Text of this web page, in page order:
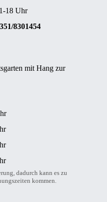
18 Uhr
8301454
mit Hang zur
dadurch kann es zu
kommen.